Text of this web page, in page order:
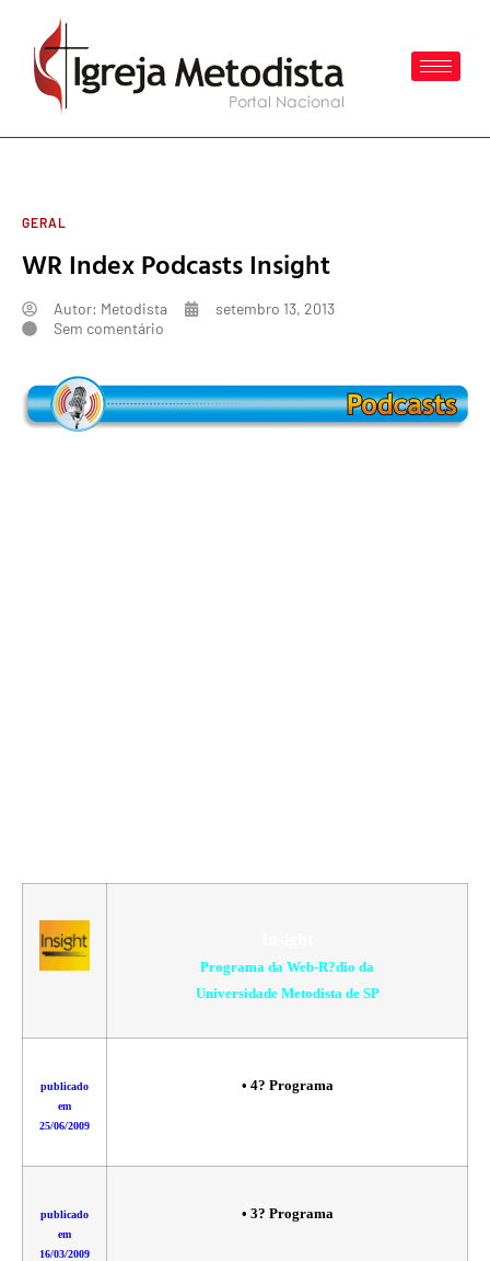
GERAL
WR Index Podcasts Insight
Autor: Metodista
setembro 13, 2013
Sem comentário
Programa da Web-R?dio da
Universidade Metodista de SP
publicado
em
25/06/2009
• 4? Programa
publicado
em
16/03/2009
• 3? Programa